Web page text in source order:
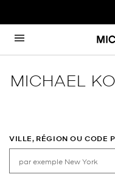
Passer au
Retour à Nav
MICHAEL
VILLE, RÉGION OU CODE